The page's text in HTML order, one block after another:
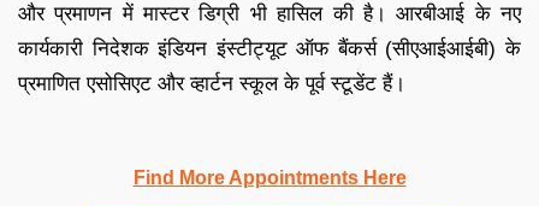
और प्रमाणन में मास्टर डिग्री भी हासिल की है। आरबीआई के नए
कार्यकारी निदेशक इंडियन इंस्टीट्यूट ऑफ बैंकर्स (सीएआईआईबी) के
प्रमाणित एसोसिएट और व्हार्टन स्कूल के पूर्व स्‍टूडेंट हैं।
Find More Appointments Here